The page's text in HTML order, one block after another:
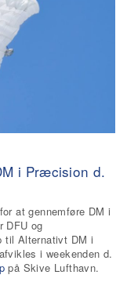
i Præcision d.
at gennemføre DM i
DFU og
til Alternativt DM i
i weekenden d.
på Skive Lufthavn.